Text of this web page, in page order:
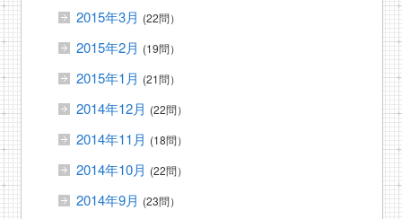
2015年3月 (22問）
2015年2月 (19問）
2015年1月 (21問）
2014年12月 (22問）
2014年11月 (18問）
2014年10月 (22問）
2014年9月 (23問）